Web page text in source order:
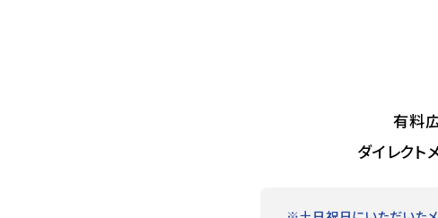
有料
ダイレクト